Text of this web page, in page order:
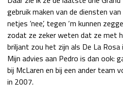
Kwalificatie
Race
GP ABU DHABI 2026
Race
gebruik maken van de diensten
netjes ’nee’, tegen ‘m kunnen
zodat ze zeker weten dat ze met
briljant zou het zijn als De La Rosa
Mijn advies aan Pedro is dan ook:
bij McLaren en bij een ander team
in 2007.